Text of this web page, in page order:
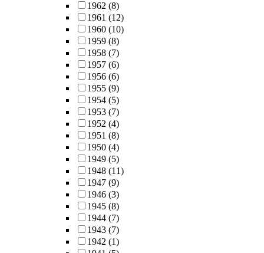
1962 (8)
1961 (12)
1960 (10)
1959 (8)
1958 (7)
1957 (6)
1956 (6)
1955 (9)
1954 (5)
1953 (7)
1952 (4)
1951 (8)
1950 (4)
1949 (5)
1948 (11)
1947 (9)
1946 (3)
1945 (8)
1944 (7)
1943 (7)
1942 (1)